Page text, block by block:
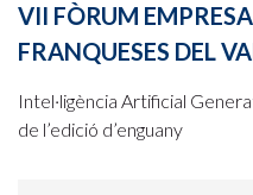
VII FÒRUM
FRANQUESES DEL
Intel·ligència Artificial
de l’edició d’enguany